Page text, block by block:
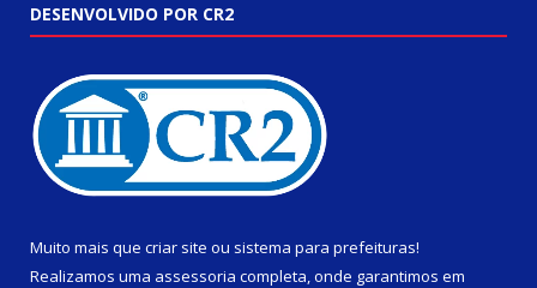
DESENVOLVIDO POR CR2
Muito mais que criar site ou sistema para prefeituras!
Realizamos uma assessoria completa, onde garantimos em